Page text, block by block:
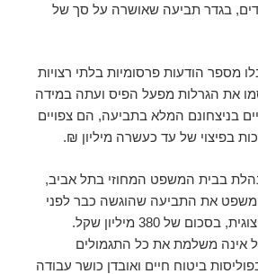
בגדר תביעה שאושרה על סך של
מספר הודעות פרסומיות בלתי רצויות
את הגרלות מפעל הפיס ועתה במידה
בניצחונם המלא בתביעה, הם צפויים
בפיצוי של עד כעשרה מיליון ₪.
בבית המשפט המחוזי בתל אביב,
את התביעה שהוגשה כבר לפני
חמש שנים כתביעה ייצוגית, בסכום של 380 מיליון שקל.
אינה משלמת את כל התגמולים
ביטוח חיים ואובדן כושר עבודה